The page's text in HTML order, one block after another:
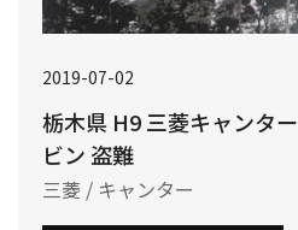
2019-07-02
栃木県 H9 三菱キャンタ
ビン 盗難
三菱 / キャンター